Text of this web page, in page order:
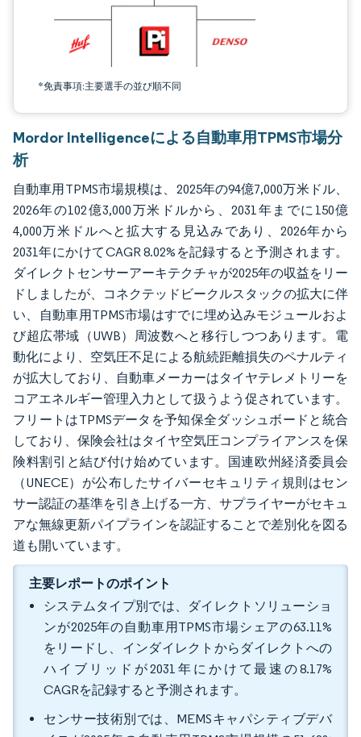
*免責事項:主要選手の並び順不同
Mordor Intelligenceによる自動車用TPMS市場分
析
自動車用TPMS市場規模は、2025年の94億7,000万米ドル、
2026年の102億3,000万米ドルから、2031年までに150億
4,000万米ドルへと拡大する見込みであり、2026年から
2031年にかけてCAGR 8.02%を記録すると予測されます。
ダイレクトセンサーアーキテクチャが2025年の収益をリー
ドしましたが、コネクテッドビークルスタックの拡大に伴
い、自動車用TPMS市場はすでに埋め込みモジュールおよ
び超広帯域（UWB）周波数へと移行しつつあります。電
動化により、空気圧不足による航続距離損失のペナルティ
が拡大しており、自動車メーカーはタイヤテレメトリーを
コアエネルギー管理入力として扱うよう促されています。
フリートはTPMSデータを予知保全ダッシュボードと統合
しており、保険会社はタイヤ空気圧コンプライアンスを保
険料割引と結び付け始めています。国連欧州経済委員会
（UNECE）が公布したサイバーセキュリティ規則はセン
サー認証の基準を引き上げる一方、サプライヤーがセキュ
アな無線更新パイプラインを認証することで差別化を図る
道も開いています。
主要レポートのポイント
システムタイプ別では、ダイレクトソリューショ
ンが2025年の自動車用TPMS市場シェアの63.11%
をリードし、インダイレクトからダイレクトへの
ハイブリッドが2031年にかけて最速の8.17%
CAGRを記録すると予測されます。
センサー技術別では、MEMSキャパシティブデバ